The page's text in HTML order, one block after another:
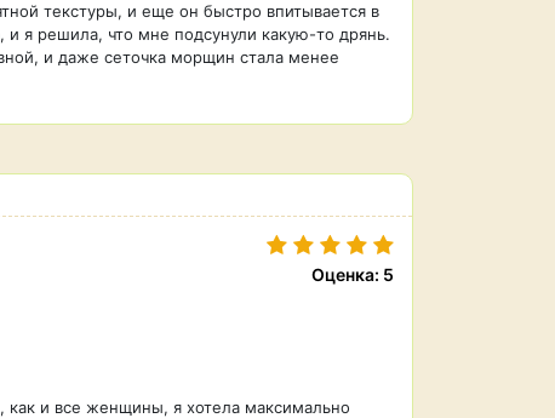
текстуры, и еще он быстро впитывается в
я решила, что мне подсунули какую-то дрянь.
и даже сеточка морщин стала менее
Оценка: 5
и все женщины, я хотела максимально